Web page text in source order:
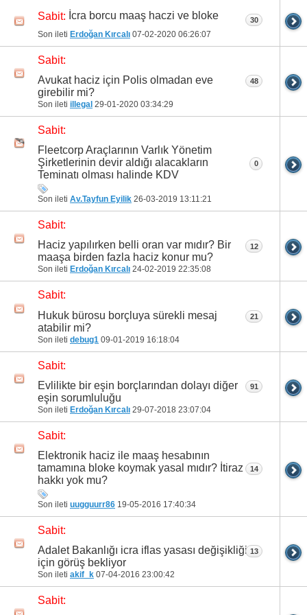
Sabit: İcra borcu maaş haczi ve bloke
Son ileti Erdoğan Kırcalı 07-02-2020 06:26:07
30
Sabit:
Avukat haciz için Polis olmadan eve
girebilir mi?
Son ileti illegal 29-01-2020 03:34:29
48
Sabit:
Fleetcorp Araçlarının Varlık Yönetim
Şirketlerinin devir aldığı alacakların
Teminatı olması halinde KDV
Son ileti Av.Tayfun Eyilik 26-03-2019 13:11:21
0
Sabit:
Haciz yapılırken belli oran var mıdır? Bir
maaşa birden fazla haciz konur mu?
Son ileti Erdoğan Kırcalı 24-02-2019 22:35:08
12
Sabit:
Hukuk bürosu borçluya sürekli mesaj
atabilir mi?
Son ileti debug1 09-01-2019 16:18:04
21
Sabit:
Evlilikte bir eşin borçlarından dolayı diğer
eşin sorumluluğu
Son ileti Erdoğan Kırcalı 29-07-2018 23:07:04
91
Sabit:
Elektronik haciz ile maaş hesabının
tamamına bloke koymak yasal mıdır? İtiraz
hakkı yok mu?
Son ileti uugguurr86 19-05-2016 17:40:34
14
Sabit:
Adalet Bakanlığı icra iflas yasası değişikliği
için görüş bekliyor
Son ileti akif_k 07-04-2016 23:00:42
13
Sabit: